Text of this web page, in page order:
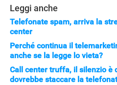
Leggi anche
Telefonate spam, arriva la
center
Perché continua il
anche se la legge lo vieta?
Call center truffa, il silenzio è
dovrebbe staccare la